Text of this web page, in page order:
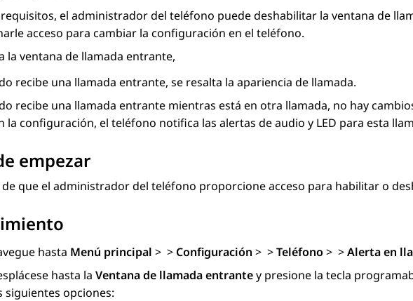
el administrador del teléfono puede deshabilitar la ventana de
acceso para cambiar la configuración en el teléfono.
la ventana de llamada entrante,
recibe una llamada entrante, se resalta la apariencia de llamada.
recibe una llamada entrante mientras está en otra llamada, no hay
la configuración, el teléfono notifica las alertas de audio y LED para esta
empezar
de que el administrador del teléfono proporcione acceso para habilitar o
hasta Menú principal > > Configuración > >Teléfono > >Alerta en
hasta la Ventana de llamada entrantey presione la tecla
siguientes opciones: